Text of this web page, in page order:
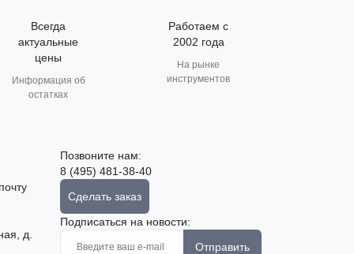
Всегда
актуальные
цены
Информация об
остатках
Работаем с
2002 года
На рынке
инструментов
д.
Позвоните нам:
8 (495) 481-38-40
Сделать заказ
Подписаться на новости:
Отправить